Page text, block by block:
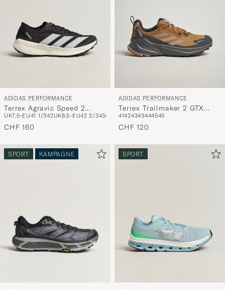
ADIDAS PERFORMANCE
Terrex Agravic Speed 2
Black/Grey
UK7,5-EU41 1/342UK8,5-EU42 2/34344
CHF 160
ADIDAS PERFORMANCE
Terrex Trailmaker 2 GTX
Trail Sneaker Brown/Black
41424343444545
CHF 120
SPORT KAMPAGNE SPORT